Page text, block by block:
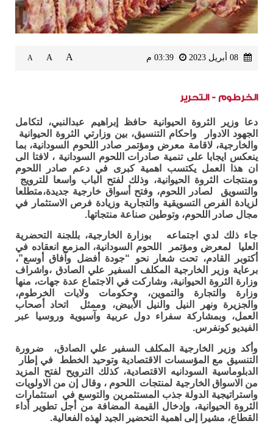
A
A
A
الخرطوم - التحرير
دعا وزير الثروة الحيوانية حافظ إبراهيم عبدالنبي، لتكامل
الجهود الادوار واحكام التنسيق، بين وزارتي الثروة الحيوانية
والخارجية، لاقامة معرض ومؤتمر صادر اللحوم السودانية، بما
ينعكس ايجابا على تنمية صادرات اللحوم السودانية ، لافتا الى
ان هذا العمل يكتسب اهمية كبرى في دعم صادر اللحوم
ومنتجات الثروة الحيوانية، وذلك لفتح الباب واسعا للترويج
والتسويق لصادر اللحوم، وفتح أسواق خارجية جديدة،متطلعا
لزيادة الفرص التسويقية والتجارية وزيادة فرص الاستثمار في
مجال صادر اللحوم، وتوطين صناعة منتجاتها.
جاء ذلك لدي اجتماعه بوزارة الخارجية، بللجنة التحضرية
العليا لمعرض ومؤتمر اللحوم السودانية، المزمع انعقاده في
أكتوبر القادم، تحت شعار نحو “جودة أفضل وآفاق أوسع”،
برعاية وزير الخارجية المكلف السفير علي الصادق ،واشراف
وزارة الثروة الحيوانية، وشاركت في الاجتماع عدة جهات، منها
وزارة والتجارة والتموين، وحكومات ولايات الخرطوم،
والجزيرة ونهر النيل والنيل الأبيض، وممثل اتحاد أصحاب
العمل، وبمشاركة سفراء دول عربية وآسيوية وروسيا عبر
الفيديو كونفرس.
وأكد وزير الخارجية المكلف السفير علي الصادق، ضرورة
التنسيق مع المؤسسات الاقتصادية وتوحيد الخطط في إطار
الدبلوماسية السودانيه الاقتصادية، كذلك الترويح لفتح المزيد
من الاسواق الخارجية لمنتجات اللحوم ، وقال إن من الاولويات
واستراتيجية الدولة جذب المستثمرين والتوسع في استثمارات
الثروة الحيوانية، وإدخال القيمة المضافة من أجل تطوير أداء
القطاع، مشيرا إلى اهمية التحضير الجيد لهذه الفعالية.